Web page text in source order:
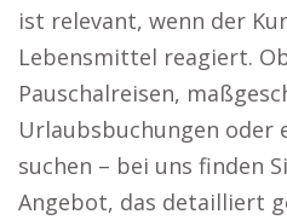
ist relevant, wenn der
Lebensmittel reagiert.
Pauschalreisen,
Urlaubsbuchungen oder
suchen – bei uns finden
Angebot, das detailliert